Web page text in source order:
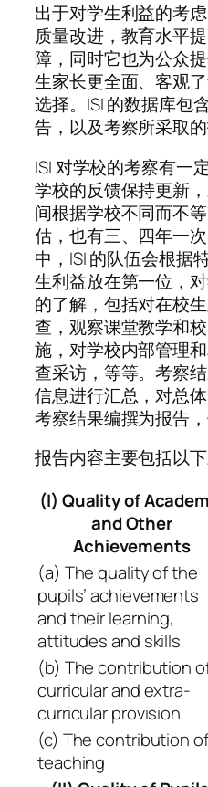
出于对学生利益的考
质量改进，教育水平
障，同时它也为公众
生家长更全面、客观
选择。ISI 的数据库包
告，以及考察所采取的
ISI 对学校的考察有一
学校的反馈保持更新
间根据学校不同而不
估，也有三、四年一
中，ISI 的队伍会根据
生利益放在第一位，
的了解，包括对在校
查，观察课堂教学和
施，对学校内部管理
查采访，等等。考察
信息进行汇总，对总
考察结果编撰为报告，
报告内容主要包括以下
(I) Quality of
and Other
Achievements
(a) The quality of the
pupils’ achievements
and their learning,
attitudes and skills
(b) The contribution
curricular and extra-
curricular provision
(c) The contribution of
teaching